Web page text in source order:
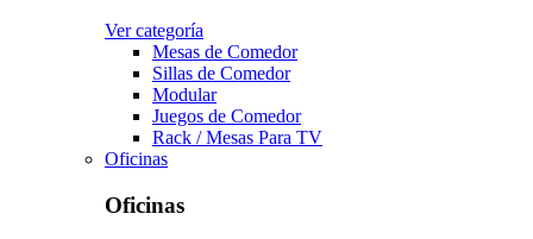
Ver categoría
Mesas de Comedor
Sillas de Comedor
Modular
Juegos de Comedor
Rack / Mesas Para TV
Oficinas
Oficinas